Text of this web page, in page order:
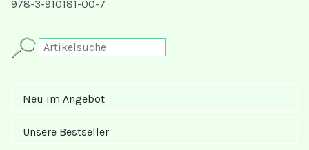
978-3-910181-00-7
Neu im Angebot
Unsere Bestseller